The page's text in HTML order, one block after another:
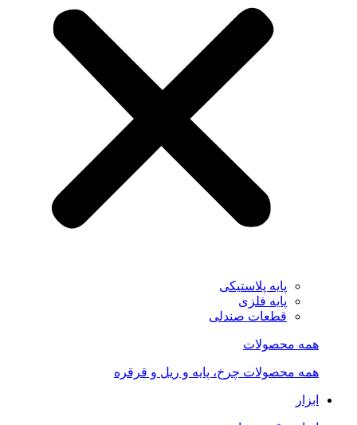
پایه پلاستیکی
پایه فلزی
قطعات صندلی
همه محصولات
همه محصولات چرخ، پایه و ریل و قرقره
ابزار